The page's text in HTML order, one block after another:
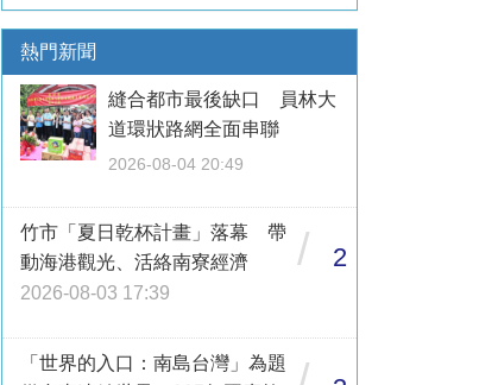
熱門新聞
縫合都市最後缺口 員林大
道環狀路網全面串聯
2026-08-04 20:49
竹市「夏日乾杯計畫」落幕 帶
動海港觀光、活絡南寮經濟
2026-08-03 17:39
/ 2
「世界的入口：南島台灣」為題